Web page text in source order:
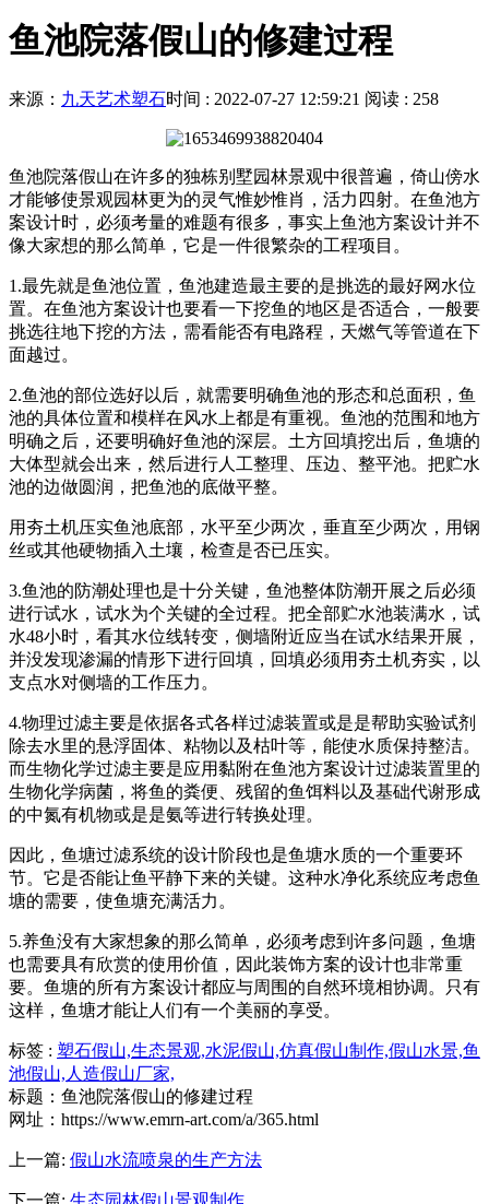
鱼池院落假山的修建过程
来源： 九天艺术塑石时间 : 2022-07-27 12:59:21 阅读 : 258
鱼池院落假山在许多的独栋别墅园林景观中很普遍，倚山傍水
才能够使景观园林更为的灵气惟妙惟肖，活力四射。在鱼池方
案设计时，必须考量的难题有很多，事实上鱼池方案设计并不
像大家想的那么简单，它是一件很繁杂的工程项目。
1.最先就是鱼池位置，鱼池建造最主要的是挑选的最好网水位
置。在鱼池方案设计也要看一下挖鱼的地区是否适合，一般要
挑选往地下挖的方法，需看能否有电路程，天燃气等管道在下
面越过。
2.鱼池的部位选好以后，就需要明确鱼池的形态和总面积，鱼
池的具体位置和模样在风水上都是有重视。鱼池的范围和地方
明确之后，还要明确好鱼池的深层。土方回填挖出后，鱼塘的
大体型就会出来，然后进行人工整理、压边、整平池。把贮水
池的边做圆润，把鱼池的底做平整。
用夯土机压实鱼池底部，水平至少两次，垂直至少两次，用钢
丝或其他硬物插入土壤，检查是否已压实。
3.鱼池的防潮处理也是十分关键，鱼池整体防潮开展之后必须
进行试水，试水为个关键的全过程。把全部贮水池装满水，试
水48小时，看其水位线转变，侧墙附近应当在试水结果开展，
并没发现渗漏的情形下进行回填，回填必须用夯土机夯实，以
支点水对侧墙的工作压力。
4.物理过滤主要是依据各式各样过滤装置或是是帮助实验试剂
除去水里的悬浮固体、粘物以及枯叶等，能使水质保持整洁。
而生物化学过滤主要是应用黏附在鱼池方案设计过滤装置里的
生物化学病菌，将鱼的粪便、残留的鱼饵料以及基础代谢形成
的中氮有机物或是是氨等进行转换处理。
因此，鱼塘过滤系统的设计阶段也是鱼塘水质的一个重要环
节。它是否能让鱼平静下来的关键。这种水净化系统应考虑鱼
塘的需要，使鱼塘充满活力。
5.养鱼没有大家想象的那么简单，必须考虑到许多问题，鱼塘
也需要具有欣赏的使用价值，因此装饰方案的设计也非常重
要。鱼塘的所有方案设计都应与周围的自然环境相协调。只有
这样，鱼塘才能让人们有一个美丽的享受。
标签 : 塑石假山,生态景观,水泥假山,仿真假山制作,假山水景,鱼
池假山, 人造假山厂家,
标题：鱼池院落假山的修建过程
网址：https://www.emrn-art.com/a/365.html
上一篇: 假山水流喷泉的生产方法